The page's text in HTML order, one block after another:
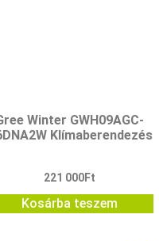
Winter GWH09AGC-
Klímaberendezés
221 000Ft
Kosárba teszem